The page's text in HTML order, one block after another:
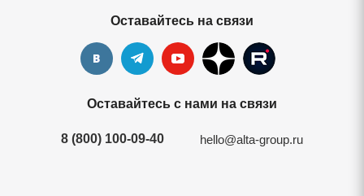
Оставайтесь на связи
Оставайтесь с нами на связи
8 (800) 100-09-40 hello@alta-group.ru